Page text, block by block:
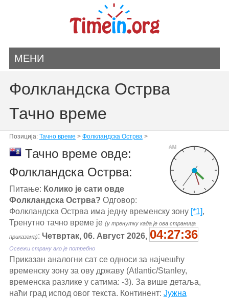
МЕНИ
Фолкландска Острва
Тачно време
Позиција: Тачно време > Фолкландска Острва>
AM
Тачно време овде:
Фолкландска Острва:
Питање: Колико је сати овде
Фолкландска Острва? Одговор:
Фолкландска Острва има једну временску зону [*1],
Тренутно тачно време је (у тренутку када је ова страница
приказана): Четвртак, 06. Август 2026, 04:27:37
Освежи страну ако је потребно
Приказан аналогни сат се односи за најчешћу
временску зону за ову државу (Atlantic/Stanley,
временска разлике у сатима: -3). За више детаља,
наћи град испод овог текста. Континент: Јужна